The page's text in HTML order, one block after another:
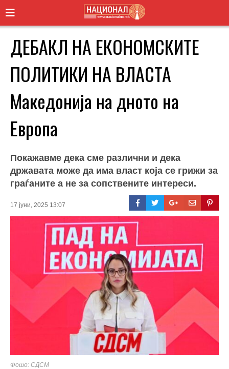
ДЕБАКЛ НА ЕКОНОМСКИТЕ
ПОЛИТИКИ НА ВЛАСТА
Македонија на дното на
Европа
Покажавме дека сме различни и дека
државата може да има власт која се грижи за
граѓаните а не за сопствените интереси.
17 јуни, 2025 13:07
Фото: СДСМ